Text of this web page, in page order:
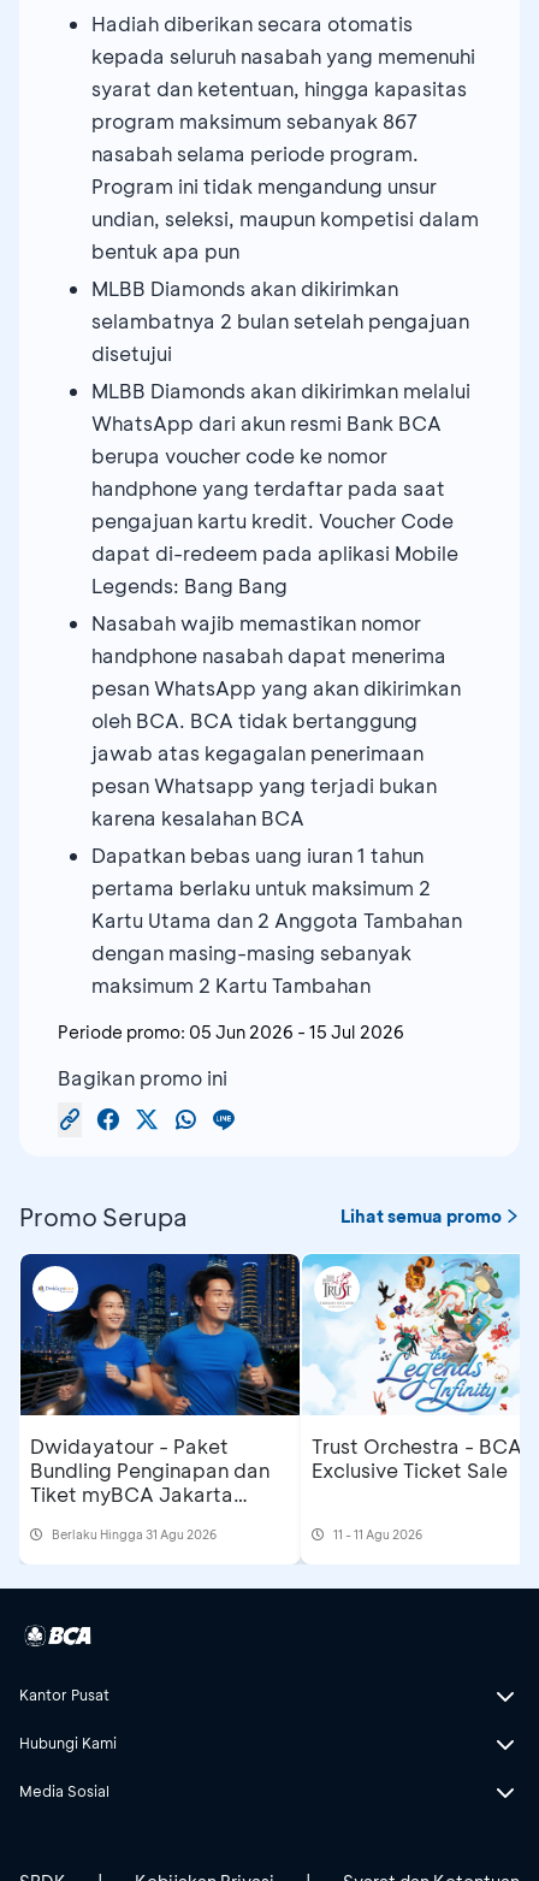
Hadiah diberikan secara otomatis
kepada seluruh nasabah yang memenuhi
syarat dan ketentuan, hingga kapasitas
program maksimum sebanyak 867
nasabah selama periode program.
Program ini tidak mengandung unsur
undian, seleksi, maupun kompetisi dalam
bentuk apa pun
MLBB Diamonds akan dikirimkan
selambatnya 2 bulan setelah pengajuan
disetujui
MLBB Diamonds akan dikirimkan melalui
WhatsApp dari akun resmi Bank BCA
berupa voucher code ke nomor
handphone yang terdaftar pada saat
pengajuan kartu kredit. Voucher Code
dapat di-redeem pada aplikasi Mobile
Legends: Bang Bang
Nasabah wajib memastikan nomor
handphone nasabah dapat menerima
pesan WhatsApp yang akan dikirimkan
oleh BCA. BCA tidak bertanggung
jawab atas kegagalan penerimaan
pesan Whatsapp yang terjadi bukan
karena kesalahan BCA
Dapatkan bebas uang iuran 1 tahun
pertama berlaku untuk maksimum 2
Kartu Utama dan 2 Anggota Tambahan
dengan masing-masing sebanyak
maksimum 2 Kartu Tambahan
Periode promo: 05 Jun 2026 - 15 Jul 2026
Bagikan promo ini
Promo Serupa Lihat semua promo
Dwidayatour - Paket
Bundling Penginapan dan
Tiket myBCA Jakarta
Berlaku Hingga 31 Agu 2026
Trust Orchestra - BCA
Exclusive Ticket Sale
11 - 11 Agu 2026
Kantor Pusat
Hubungi Kami
Media Sosial